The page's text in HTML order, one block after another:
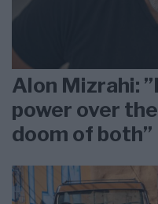
Alon Mizrahi:
power over
doom of both”